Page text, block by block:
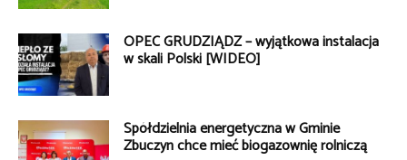
OPEC GRUDZIĄDZ – wyjątkowa instalacja
w skali Polski [WIDEO]
Spółdzielnia energetyczna w Gminie
Zbuczyn chce mieć biogazownię rolniczą